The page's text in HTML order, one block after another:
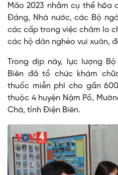
Mão 2023 nhằm cụ thể hóa
Đảng, Nhà nước, các Bộ
các cấp trong việc chăm lo
các hộ dân nghèo vui xuân,
Trong dịp này, lực lượng
Biên đã tổ chức khám
thuốc miễn phí cho gần
thuộc 4 huyện Nậm Pồ,
Chà, tỉnh Điện Biên.